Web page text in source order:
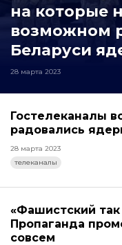
на которые
возможном
Беларуси
28 марта 2023
Гостелеканалы
радовались
28 марта 2023
телеканалы
«Фашистский
Пропаганда
совсем